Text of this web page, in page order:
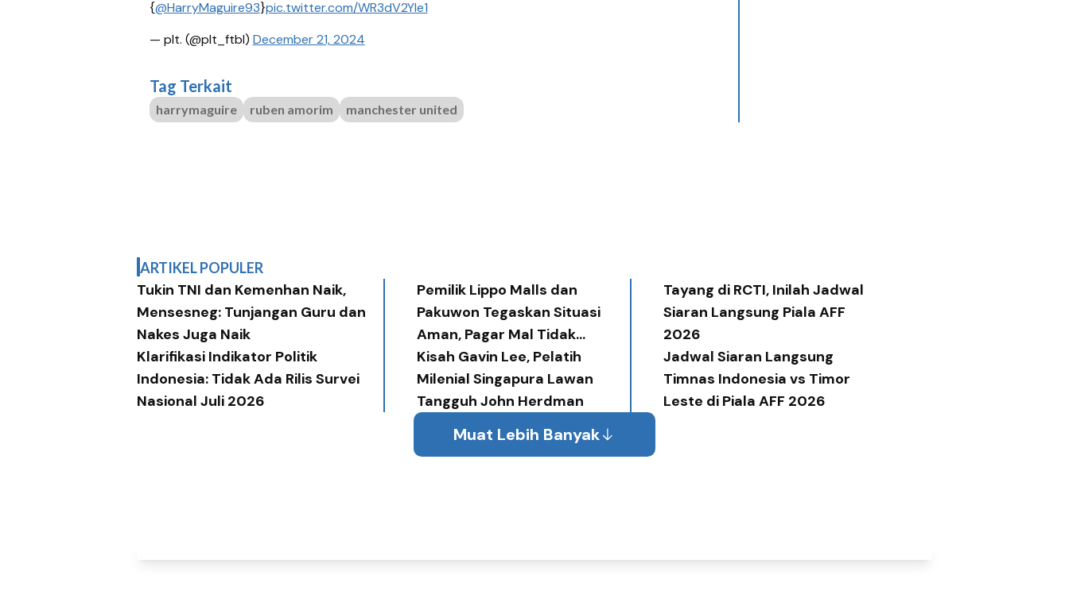
{@HarryMaguire93}pic.twitter.com/WR3dV2Yle1
— plt. (@plt_ftbl) December 21, 2024
Tag Terkait
harrymaguire ruben amorim manchester united
ARTIKEL POPULER
Tukin TNI dan Kemenhan Naik,
Mensesneg: Tunjangan Guru dan
Nakes Juga Naik
Pemilik Lippo Malls dan
Pakuwon Tegaskan Situasi
Aman, Pagar Mal Tidak
Diperlukan
Tayang di RCTI, Inilah Jadwal
Siaran Langsung Piala AFF
2026
Klarifikasi Indikator Politik
Indonesia: Tidak Ada Rilis Survei
Nasional Juli 2026
Kisah Gavin Lee, Pelatih
Milenial Singapura Lawan
Tangguh John Herdman
Jadwal Siaran Langsung
Timnas Indonesia vs Timor
Leste di Piala AFF 2026
Muat Lebih Banyak